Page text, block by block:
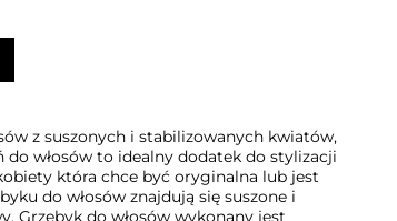
z suszonych i stabilizowanych kwiatów,
włosów to idealny dodatek do stylizacji
która chce być oryginalna lub jest
do włosów znajdują się suszone i
Grzebyk do włosów wykonany jest